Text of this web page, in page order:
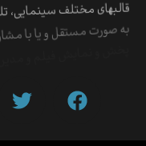
قالب‎های مختلف سینمایی،‌ تلویزیونی، دیجیتالی در داخل و خارج از کشور
به صورت مستقل و یا با
پخش و نمایش فیلم و